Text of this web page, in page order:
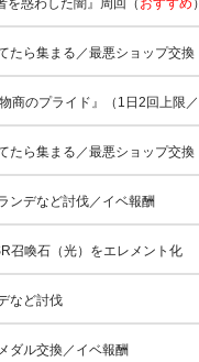
を惑わした闇』周回（ おすすめ
たら集まる／最悪ショップ交
商のプライド』（1日2回上限
たら集まる／最悪ショップ交換
ンデなど討伐／イベ報酬
召喚石（光）をエレメント化
など討伐
ダル交換／イベ報酬